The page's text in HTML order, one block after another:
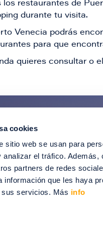
cookies
sitio web se usan para
el tráfico.
partners de redes
información que les haya
servicios. Más info
restaurantes de
durante tu visita.
Venecia podrás
para que
quieres consultar o
¡Entérate de
recibir ofertas